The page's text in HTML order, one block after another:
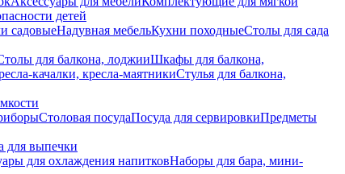
детей
садовыеНадувная мебельКухни походныеСтолы для сада
для балкона, лоджииШкафы для балкона,
качалки, кресла-маятникиСтулья для балкона,
Столовая посудаПосуда для сервировкиПредметы
для выпечки
для охлаждения напитковНаборы для бара, мини-